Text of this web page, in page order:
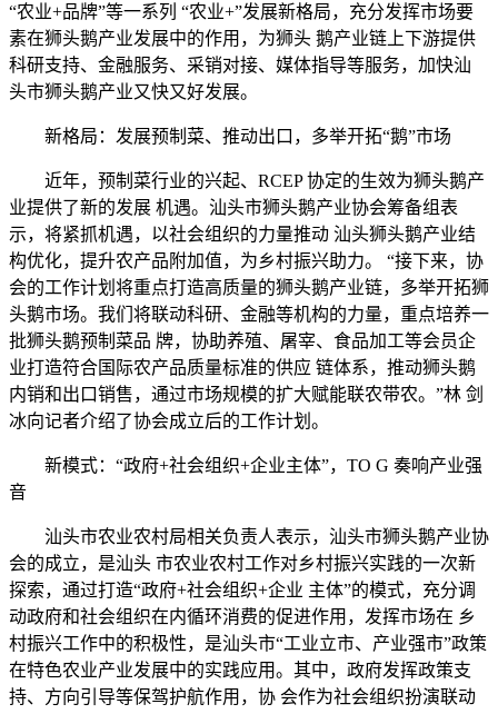
“农业+品牌”等一系列 “农业+”发展新格局，充分发挥市场要
素在狮头鹅产业发展中的作用，为狮头 鹅产业链上下游提供
科研支持、金融服务、采销对接、媒体指导等服务，加快汕
头市狮头鹅产业又快又好发展。
新格局：发展预制菜、推动出口，多举开拓“鹅”市场
近年，预制菜行业的兴起、RCEP 协定的生效为狮头鹅产
业提供了新的发展 机遇。汕头市狮头鹅产业协会筹备组表
示，将紧抓机遇，以社会组织的力量推动 汕头狮头鹅产业结
构优化，提升农产品附加值，为乡村振兴助力。 “接下来，协
会的工作计划将重点打造高质量的狮头鹅产业链，多举开拓狮
头鹅市场。我们将联动科研、金融等机构的力量，重点培养一
批狮头鹅预制菜品 牌，协助养殖、屠宰、食品加工等会员企
业打造符合国际农产品质量标准的供应 链体系，推动狮头鹅
内销和出口销售，通过市场规模的扩大赋能联农带农。”林 剑
冰向记者介绍了协会成立后的工作计划。
新模式：“政府+社会组织+企业主体”，TO G 奏响产业强
音
汕头市农业农村局相关负责人表示，汕头市狮头鹅产业协
会的成立，是汕头 市农业农村工作对乡村振兴实践的一次新
探索，通过打造“政府+社会组织+企业 主体”的模式，充分调
动政府和社会组织在内循环消费的促进作用，发挥市场在 乡
村振兴工作中的积极性，是汕头市“工业立市、产业强市”政策
在特色农业产业发展中的实践应用。其中，政府发挥政策支
持、方向引导等保驾护航作用，协 会作为社会组织扮演联动